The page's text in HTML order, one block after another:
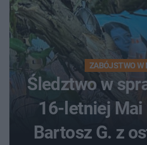
ZABÓJSTWO W
Śledztwo w
16-letniej
Bartosz G. z